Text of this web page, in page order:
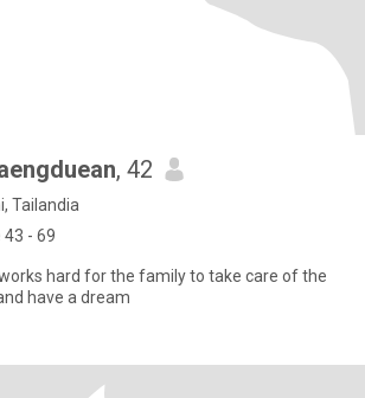
, 42
Tailandia
43 - 69
hard for the family to take care of the
have a dream